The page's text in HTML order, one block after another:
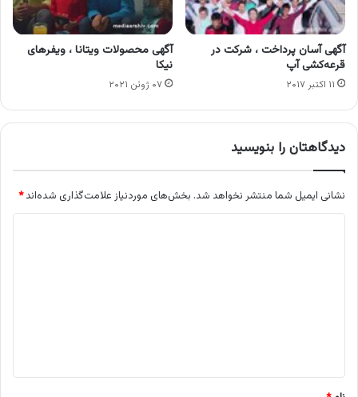
آگهی آسان پرداخت ، شرکت در
قرعه‌کشی آپ
۱۱ اکتبر ۲۰۱۷
آگهی محصولات ویتانا ، ویفرهای
نیکا
۰۷ ژوئن ۲۰۲۱
دیدگاهتان را بنویسید
نشانی ایمیل شما منتشر نخواهد شد. بخش‌های موردنیاز علامت‌گذاری شده‌اند*